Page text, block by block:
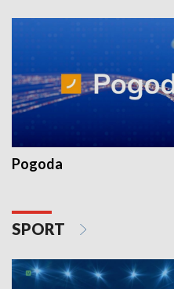
Pogoda
SPORT